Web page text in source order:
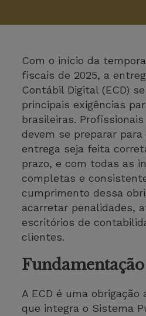
Com o início da
fiscais de 2025, a
Contábil Digital (ECD)
principais exigências
brasileiras.
devem se preparar
entrega seja feita
prazo, e com todas as
completas e
cumprimento dessa
acarretar penalidades,
escritórios de
clientes.
Fundamentação
A ECD é uma obrigação
que integra o Sistema